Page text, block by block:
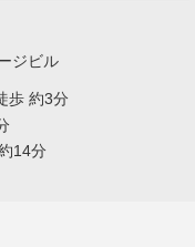
ジビル
歩 約3分
14分